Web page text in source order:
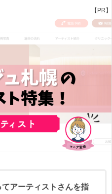
【PR】
アーティストさんを指